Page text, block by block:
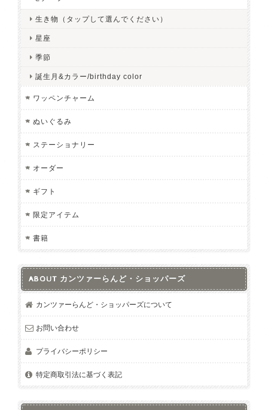
生き物（タップして選んでください）
星座
季節
誕生月&カラー/birthday color
ワッペンチャーム
ぬいぐるみ
ステーショナリー
オーダー
ギフト
限定アイテム
書籍
ABOUT カンツァーらんど・ショッパーズ
カンツァーらんど・ショッパーズについて
お問い合わせ
プライバシーポリシー
特定商取引法に基づく表記